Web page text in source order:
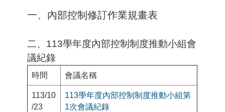
一、內部控制修訂作業規畫表
二、113學年度內部控制制度推動小組會
議紀錄
時間 會議名稱
113/10
/23
113學年度內部控制制度推動小組第
1次會議紀錄